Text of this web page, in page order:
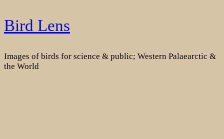
Skip
to
Bird Lens
Images of birds for science & public; Western Palaearctic &
the World